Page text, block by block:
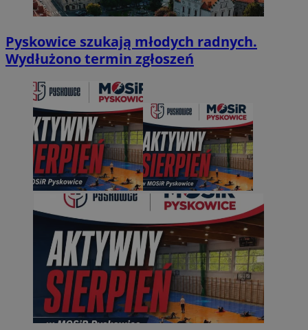
Pyskowice szukają młodych radnych.
Wydłużono termin zgłoszeń